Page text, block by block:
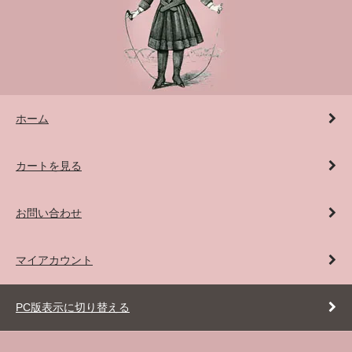
ホーム
カートを見る
お問い合わせ
マイアカウント
PC版表示に切り替える